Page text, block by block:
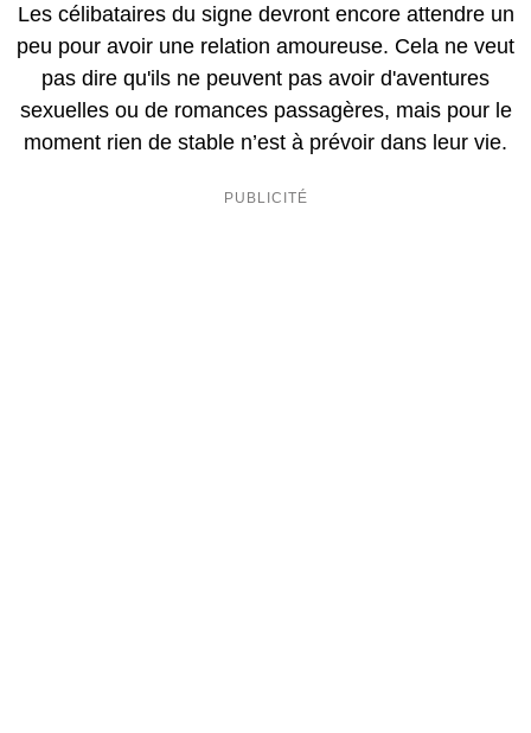
Les célibataires du signe devront encore attendre un
peu pour avoir une relation amoureuse. Cela ne veut
pas dire qu'ils ne peuvent pas avoir d'aventures
sexuelles ou de romances passagères, mais pour le
moment rien de stable n’est à prévoir dans leur vie.